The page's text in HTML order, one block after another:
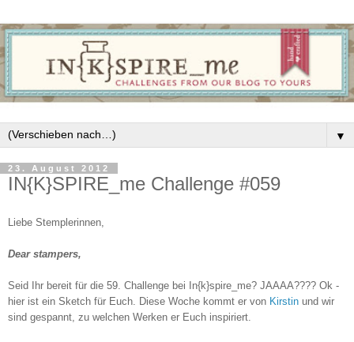
▼
23. August 2012
IN{K}SPIRE_me Challenge #059
Liebe Stemplerinnen,
Dear stampers,
Seid Ihr bereit für die 59. Challenge bei In{k}spire_me? JAAAA???? Ok -
hier ist ein Sketch für Euch. Diese Woche kommt er von Kirstin und wir
sind gespannt, zu welchen Werken er Euch inspiriert.